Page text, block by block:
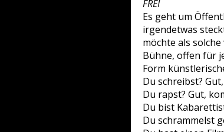
FREI
Es geht um
irgendetwas
möchte als
Bühne, offen für
Form
Du schreibst?
Du rapst? Gut,
Du bist
Du schrammelst